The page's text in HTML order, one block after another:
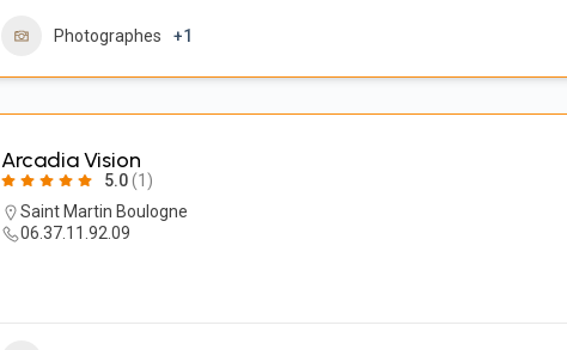
Photographes +1
Arcadia Vision
5.0 (1)
Saint Martin Boulogne
‭06.37.11.92.09‬